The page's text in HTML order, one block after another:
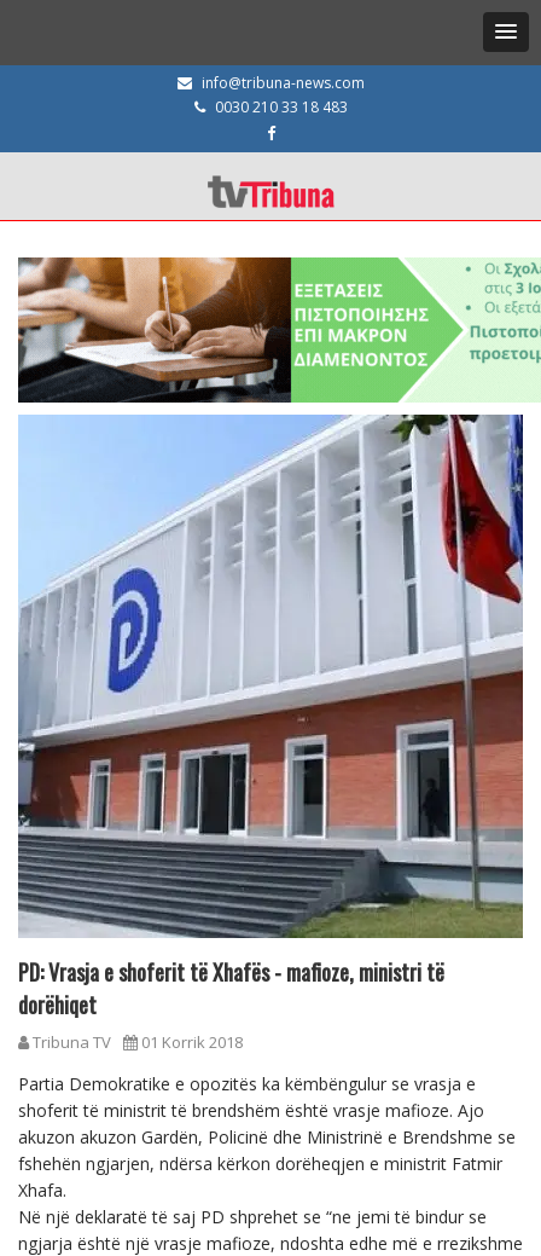
info@tribuna-news.com
0030 210 33 18 483
PD: Vrasja e shoferit të Xhafës - mafioze, ministri të
dorëhiqet
Tribuna TV 01 Korrik 2018
Partia Demokratike e opozitës ka këmbëngulur se vrasja e
shoferit të ministrit të brendshëm është vrasje mafioze. Ajo
akuzon akuzon Gardën, Policinë dhe Ministrinë e Brendshme se
fshehën ngjarjen, ndërsa kërkon dorëheqjen e ministrit Fatmir
Xhafa.
Në një deklaratë të saj PD shprehet se “ne jemi të bindur se
ngjarja është një vrasje mafioze, ndoshta edhe më e rrezikshme